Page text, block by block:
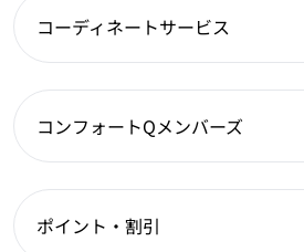
コーディネートサービス
コンフォートQメンバーズ
ポイント・割引